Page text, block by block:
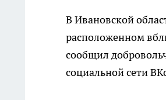
В Ивановской
расположенном
сообщил
социальной сети